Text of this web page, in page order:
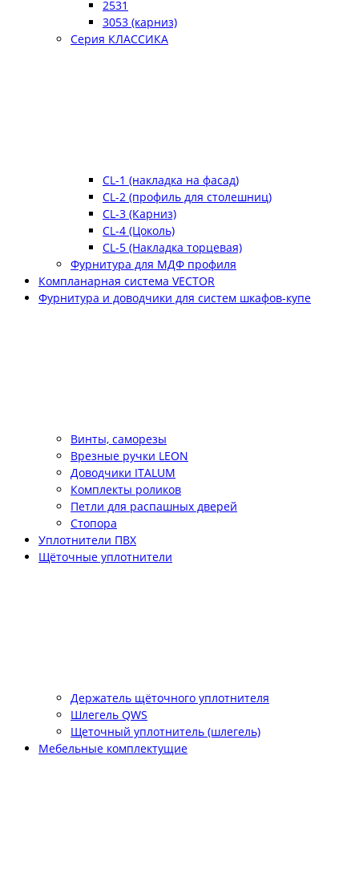
2531
3053 (карниз)
Серия КЛАССИКА
CL-1 (накладка на фасад)
CL-2 (профиль для столешниц)
CL-3 (Карниз)
CL-4 (Цоколь)
CL-5 (Накладка торцевая)
Фурнитура для МДФ профиля
Компланарная система VECTOR
Фурнитура и доводчики для систем шкафов-купе
Винты, саморезы
Врезные ручки LEON
Доводчики ITALUM
Комплекты роликов
Петли для распашных дверей
Стопора
Уплотнители ПВХ
Щёточные уплотнители
Держатель щёточного уплотнителя
Шлегель QWS
Щеточный уплотнитель (шлегель)
Мебельные комплектущие